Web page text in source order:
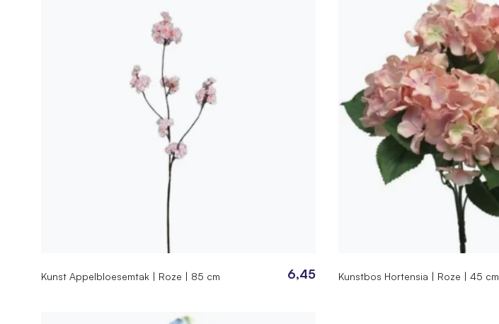
7442954924965
Kunst Appelbloesemtak | Roze | 85 cm 6,45 Kunstbos Hortensia | Roze | 45 cm